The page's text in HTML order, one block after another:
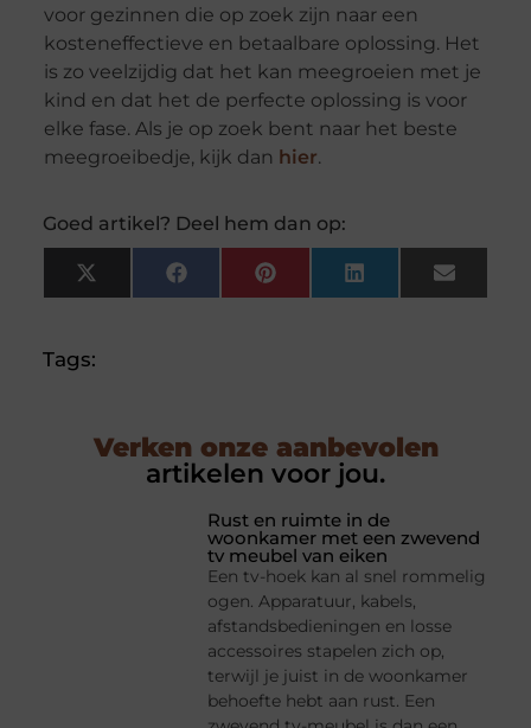
voor gezinnen die op zoek zijn naar een
kosteneffectieve en betaalbare oplossing. Het
is zo veelzijdig dat het kan meegroeien met je
kind en dat het de perfecte oplossing is voor
elke fase. Als je op zoek bent naar het beste
meegroeibedje, kijk dan hier.
Goed artikel? Deel hem dan op:
X
(Twitter)
FacebookPinterestLinkedInEmail
Tags:
Verken onze aanbevolen
artikelen voor jou.
Rust en ruimte in de
woonkamer met een zwevend
tv meubel van eiken
Een tv-hoek kan al snel rommelig
ogen. Apparatuur, kabels,
afstandsbedieningen en losse
accessoires stapelen zich op,
terwijl je juist in de woonkamer
behoefte hebt aan rust. Een